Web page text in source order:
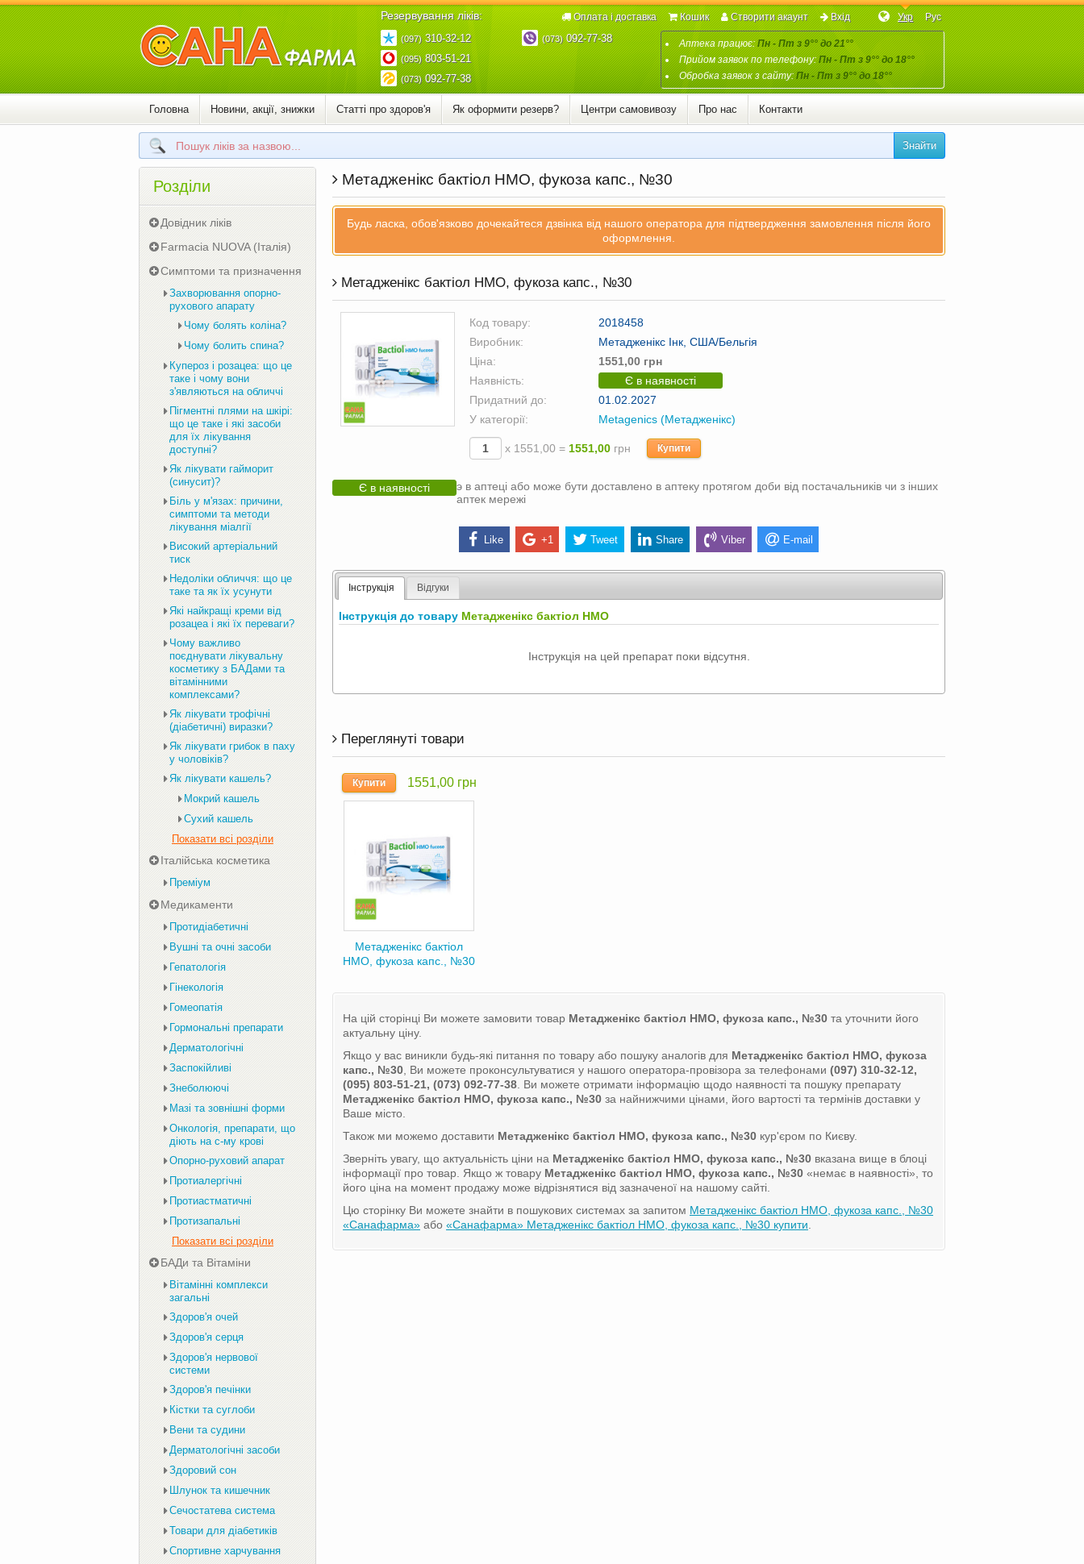
Резервування ліків:
(097)310-32-12
(095)803-51-21
(073)092-77-38
(073)092-77-38 Аптека працює:Пн - Пт з 9°° до 21°°
Прийом заявок по телефону:Пн - Пт з 9°° до 18°°
Обробка заявок з сайту:Пн - Пт з 9°° до 18°°
Укр Рус
Оплата і доставка Кошик Створити акаунт Вхід
Головна Новини, акції, знижки Статті про здоров'я Як оформити резерв? Центри самовивозу Про нас Контакти
Знайти
Метадженікс бактіол НМО, фукоза капс., №30
Будь ласка, обов'язково дочекайтеся дзвінка від нашого оператора для підтвердження замовлення після його
оформлення.
Метадженікс бактіол НМО, фукоза капс., №30
Код товару:
2018458
Виробник:
Метадженікс Інк, США/Бельгія
Ціна:
1551,00 грн
Наявність:
Є в наявності
Придатний до:
01.02.2027
У категорії:
Metagenics (Метадженікс)
х 1551,00 = 1551,00 грн Купити
Є в наявності
э в аптеці або може бути доставлено в аптеку протягом доби від постачальників чи з інших
аптек мережі
Like +1 Tweet Share Viber E-mail
Інструкція Відгуки
Інструкція до товару Метадженікс бактіол НМО
Інструкція на цей препарат поки відсутня.
Переглянуті товари
Купити 1551,00 грн
Метадженікс бактіол
НМО, фукоза капс., №30
На цій сторінці Ви можете замовити товар Метадженікс бактіол НМО, фукоза капс., №30 та уточнити його
актуальну ціну.
Якщо у вас виникли будь-які питання по товару або пошуку аналогів для Метадженікс бактіол НМО, фукоза
капс., №30 , Ви можете проконсультуватися у нашого оператора-провізора за телефонами (097) 310-32-12,
(095) 803-51-21, (073) 092-77-38 . Ви можете отримати інформацію щодо наявності та пошуку препарату
Метадженікс бактіол НМО, фукоза капс., №30 за найнижчими цінами, його вартості та термінів доставки у
Ваше місто.
Також ми можемо доставити Метадженікс бактіол НМО, фукоза капс., №30 кур'єром по Києву.
Зверніть увагу, що актуальність ціни на Метадженікс бактіол НМО, фукоза капс., №30 вказана вище в блоці
інформації про товар. Якщо ж товару Метадженікс бактіол НМО, фукоза капс., №30 «немає в наявності», то
його ціна на момент продажу може відрізнятися від зазначеної на нашому сайті.
Цю сторінку Ви можете знайти в пошукових системах за запитом Метадженікс бактіол НМО, фукоза капс., №30
«Санафарма» або «Санафарма» Метадженікс бактіол НМО, фукоза капс., №30 купити
Розділи
Довідник ліків
Farmacia NUOVA (Італія)
Симптоми та призначення
Захворювання опорно-
рухового апарату
Чому болять коліна?
Чому болить спина?
Купероз і розацеа: що це
таке і чому вони
з'являються на обличчі
Пігментні плями на шкірі:
що це таке і які засоби
для їх лікування
доступні?
Як лікувати гайморит
(синусит)?
Біль у м'язах: причини,
симптоми та методи
лікування міалгії
Високий артеріальний
тиск
Недоліки обличчя: що це
таке та як їх усунути
Які найкращі креми від
розацеа і які їх переваги?
Чому важливо
поєднувати лікувальну
косметику з БАДами та
вітамінними
комплексами?
Як лікувати трофічні
(діабетичні) виразки?
Як лікувати грибок в паху
у чоловіків?
Як лікувати кашель?
Мокрий кашель
Сухий кашель
Показати всі розділи
Італійська косметика
Преміум
Медикаменти
Протидіабетичні
Вушні та очні засоби
Гепатологія
Гінекологія
Гомеопатія
Гормональні препарати
Дерматологічні
Заспокійливі
Знеболюючі
Мазі та зовнішні форми
Онкологія, препарати, що
діють на с-му крові
Опорно-руховий апарат
Протиалергічні
Протиастматичні
Протизапальні
Показати всі розділи
БАДи та Вітаміни
Вітамінні комплекси
загальні
Здоров'я очей
Здоров'я серця
Здоров'я нервової
системи
Здоров'я печінки
Кістки та суглоби
Вени та судини
Дерматологічні засоби
Здоровий сон
Шлунок та кишечник
Сечостатева система
Товари для діабетиків
Спортивне харчування